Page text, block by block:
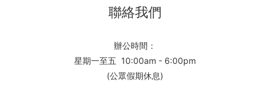
聯絡我們
辦公時間：
星期一至五 10:00am - 6:00pm
(公眾假期休息)